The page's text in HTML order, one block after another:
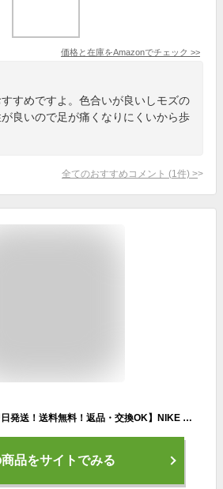
価格と在庫をAmazonでチェック >>
すめですよ。色合いが良いしモズの
良いので足が痛くなりにくいから歩
全てのおすすめコメント (1 件) >
【15時までのご注文で即日発送！送料無料！返品・交換OK】NIKE W V2K RUN "WHITE SILVER" ナイキ ブイツーケー ラン スニーカー ( 銀 シルバー 白 ホワイト ランニング メンズ レディース ウィメンズ メンズ FD0736-100 )
商品をサイトでみる